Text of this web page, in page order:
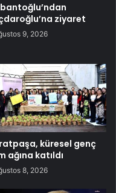
ziyaret
9, 2026
küresel genç
ağına katıldı
8, 2026